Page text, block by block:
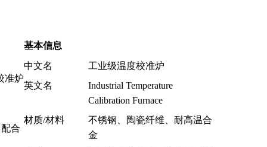
准炉
合
基本信息
中文名
工业级温度校准炉
英文名
Industrial Temperature
Calibration Furnace
材质/材料
不锈钢、陶瓷纤维、耐高温合
金